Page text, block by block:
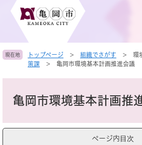
頭
す
飛
し
現在地 トップページ > 組織でさがす > 環
策課
> 亀岡市環境基本計画推進会議
亀岡市環境基本計画推
ページ内目次